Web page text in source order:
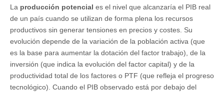
La producción potencial es el nivel que alcanzaría el PIB real
de un país cuando se utilizan de forma plena los recursos
productivos sin generar tensiones en precios y costes. Su
evolución depende de la variación de la población activa (que
es la base para aumentar la dotación del factor trabajo), de la
inversión (que indica la evolución del factor capital) y de la
productividad total de los factores o PTF (que refleja el progreso
tecnológico). Cuando el PIB observado está por debajo del